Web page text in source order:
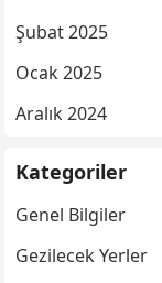
Şubat 2025
Ocak 2025
Aralık 2024
Kategoriler
Genel Bilgiler
Gezilecek Yerler